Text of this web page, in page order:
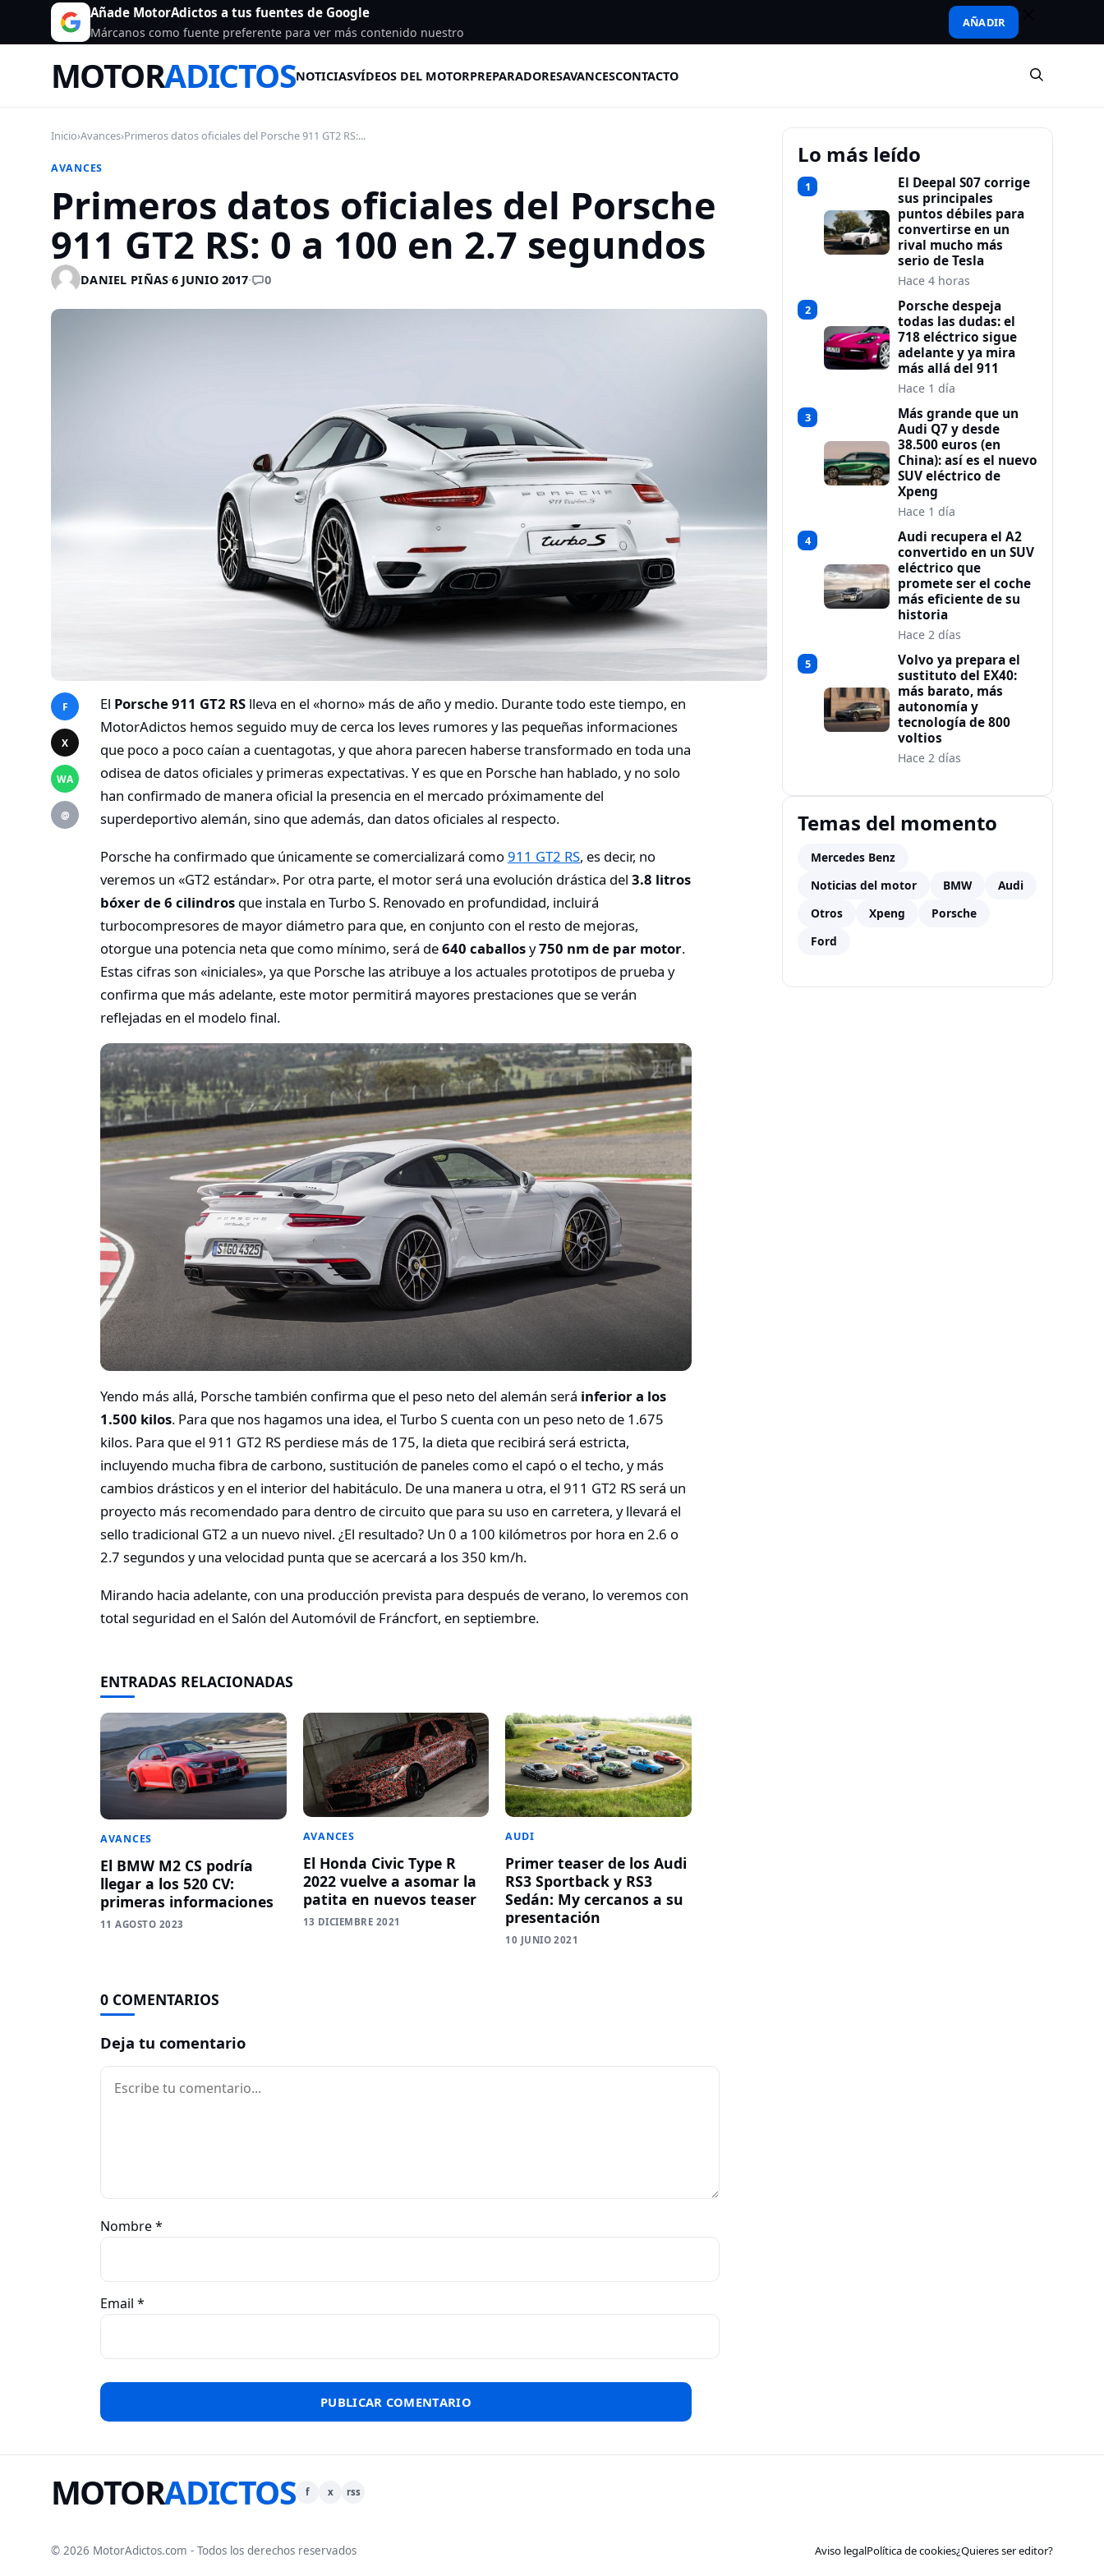
Añade MotorAdictos a tus fuentes de Google
Márcanos como fuente preferente para ver más contenido nuestro
AÑADIR
MOTORADICTOSNOTICIASVÍDEOS DEL MOTORPREPARADORESAVANCESCONTACTO
Inicio›Avances›Primeros datos oficiales del Porsche 911 GT2 RS:...
AVANCES
Primeros datos oficiales del Porsche
911 GT2 RS: 0 a 100 en 2.7 segundos
DANIEL PIÑAS·6 JUNIO 2017· 0
F
X
WA
@
El Porsche 911 GT2 RS lleva en el «horno» más de año y medio. Durante todo este tiempo, en
MotorAdictos hemos seguido muy de cerca los leves rumores y las pequeñas informaciones
que poco a poco caían a cuentagotas, y que ahora parecen haberse transformado en toda una
odisea de datos oficiales y primeras expectativas. Y es que en Porsche han hablado, y no solo
han confirmado de manera oficial la presencia en el mercado próximamente del
superdeportivo alemán, sino que además, dan datos oficiales al respecto.
Porsche ha confirmado que únicamente se comercializará como911 GT2 RS, es decir, no
veremos un «GT2 estándar». Por otra parte, el motor será una evolución drástica del 3.8 litros
bóxer de 6 cilindros que instala en Turbo S. Renovado en profundidad, incluirá
turbocompresores de mayor diámetro para que, en conjunto con el resto de mejoras,
otorgue una potencia neta que como mínimo, será de640 caballosy750 nm de par motor.
Estas cifras son «iniciales», ya que Porsche las atribuye a los actuales prototipos de prueba y
confirma que más adelante, este motor permitirá mayores prestaciones que se verán
reflejadas en el modelo final.
Yendo más allá, Porsche también confirma que el peso neto del alemán será inferior a los
1.500 kilos. Para que nos hagamos una idea, el Turbo S cuenta con un peso neto de 1.675
kilos. Para que el 911 GT2 RS perdiese más de 175, la dieta que recibirá será estricta,
incluyendo mucha fibra de carbono, sustitución de paneles como el capó o el techo, y más
cambios drásticos y en el interior del habitáculo. De una manera u otra, el 911 GT2 RS será un
proyecto más recomendado para dentro de circuito que para su uso en carretera, y llevará el
sello tradicional GT2 a un nuevo nivel. ¿El resultado? Un 0 a 100 kilómetros por hora en 2.6 o
2.7 segundos y una velocidad punta que se acercará a los 350 km/h.
Mirando hacia adelante, con una producción prevista para después de verano, lo veremos con
total seguridad en el Salón del Automóvil de Fráncfort, en septiembre.
ENTRADAS RELACIONADAS
AVANCES
El BMW M2 CS podría
llegar a los 520 CV:
primeras informaciones
11 AGOSTO 2023
AVANCES
El Honda Civic Type R
2022 vuelve a asomar la
patita en nuevos teaser
13 DICIEMBRE 2021
AUDI
Primer teaser de los Audi
RS3 Sportback y RS3
Sedán: My cercanos a su
presentación
10 JUNIO 2021
0 COMENTARIOS
Deja tu comentario
Comentario
Nombre*
Email *
Lo más leído
1
El Deepal S07 corrige
sus principales
puntos débiles para
convertirse en un
rival mucho más
serio de Tesla
Hace 4 horas
2
Porsche despeja
todas las dudas: el
718 eléctrico sigue
adelante y ya mira
más allá del 911
Hace 1 día
3
Más grande que un
Audi Q7 y desde
38.500 euros (en
China): así es el nuevo
SUV eléctrico de
Xpeng
Hace 1 día
4
Audi recupera el A2
convertido en un SUV
eléctrico que
promete ser el coche
más eficiente de su
historia
Hace 2 días
5
Volvo ya prepara el
sustituto del EX40:
más barato, más
autonomía y
tecnología de 800
voltios
Hace 2 días
Temas del momento
Mercedes Benz
Noticias del motor
BMW
Audi
Otros
Xpeng
Porsche
Ford
MOTORADICTOS f x rss
© 2026 MotorAdictos.com - Todos los derechos reservados Aviso legalPolítica de cookies¿Quieres ser editor?